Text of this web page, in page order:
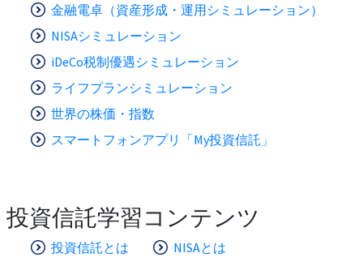
金融電卓（資産形成・運用シミュレーション）
NISAシミュレーション
iDeCo税制優遇シミュレーション
ライフプランシミュレーション
世界の株価・指数
スマートフォンアプリ「My投資信託」
投資信託学習コンテンツ
投資信託とは NISAとは